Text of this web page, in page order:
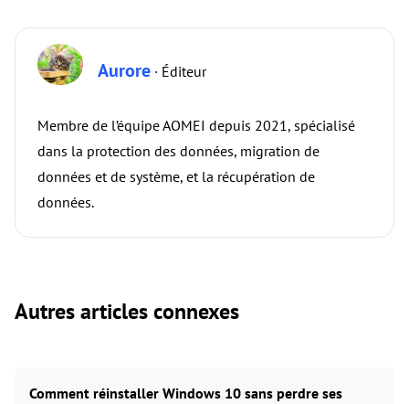
Aurore · Éditeur
Membre de l’équipe AOMEI depuis 2021, spécialisé
dans la protection des données, migration de
données et de système, et la récupération de
données.
Autres articles connexes
Comment réinstaller Windows 10 sans perdre ses